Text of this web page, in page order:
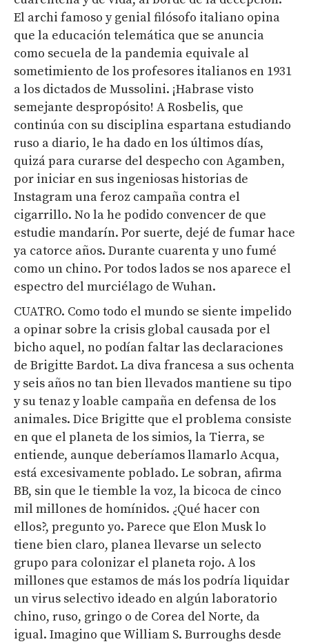
El archi famoso y genial filósofo italiano opina
que la educación telemática que se anuncia
como secuela de la pandemia equivale al
sometimiento de los profesores italianos en 1931
a los dictados de Mussolini. ¡Habrase visto
semejante despropósito! A Rosbelis, que
continúa con su disciplina espartana estudiando
ruso a diario, le ha dado en los últimos días,
quizá para curarse del despecho con Agamben,
por iniciar en sus ingeniosas historias de
Instagram una feroz campaña contra el
cigarrillo. No la he podido convencer de que
estudie mandarín. Por suerte, dejé de fumar hace
ya catorce años. Durante cuarenta y uno fumé
como un chino. Por todos lados se nos aparece el
espectro del murciélago de Wuhan.
CUATRO. Como todo el mundo se siente impelido
a opinar sobre la crisis global causada por el
bicho aquel, no podían faltar las declaraciones
de Brigitte Bardot. La diva francesa a sus ochenta
y seis años no tan bien llevados mantiene su tipo
y su tenaz y loable campaña en defensa de los
animales. Dice Brigitte que el problema consiste
en que el planeta de los simios, la Tierra, se
entiende, aunque deberíamos llamarlo Acqua,
está excesivamente poblado. Le sobran, afirma
BB, sin que le tiemble la voz, la bicoca de cinco
mil millones de homínidos. ¿Qué hacer con
ellos?, pregunto yo. Parece que Elon Musk lo
tiene bien claro, planea llevarse un selecto
grupo para colonizar el planeta rojo. A los
millones que estamos de más los podría liquidar
un virus selectivo ideado en algún laboratorio
chino, ruso, gringo o de Corea del Norte, da
igual. Imagino que William S. Burroughs desde